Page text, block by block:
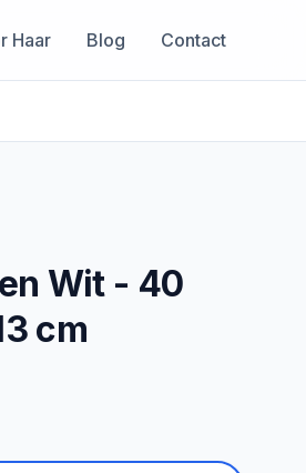
Haar Blog Contact
Wit - 40
cm